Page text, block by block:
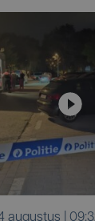
4 augustus |